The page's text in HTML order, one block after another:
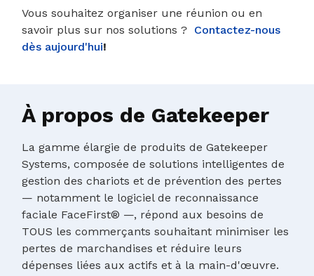
Vous souhaitez organiser une réunion ou en
savoir plus sur nos solutions ? Contactez-nous
dès aujourd'hui!
À propos de Gatekeeper
La gamme élargie de produits de Gatekeeper
Systems, composée de solutions intelligentes de
gestion des chariots et de prévention des pertes
— notamment le logiciel de reconnaissance
faciale FaceFirst® —, répond aux besoins de
TOUS les commerçants souhaitant minimiser les
pertes de marchandises et réduire leurs
dépenses liées aux actifs et à la main-d'œuvre.